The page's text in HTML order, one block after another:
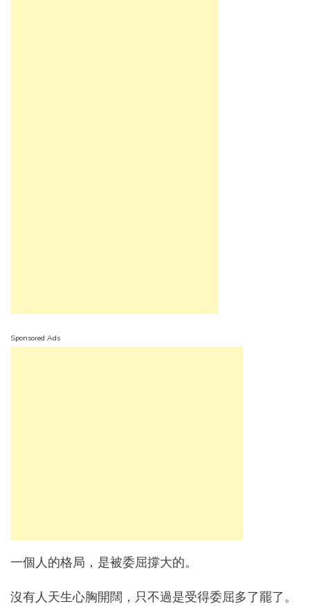
Sponsored Ads
一個人的格局，是被委屈撐大的。
沒有人天生心胸開闊，只不過是受得委屈多了罷了。